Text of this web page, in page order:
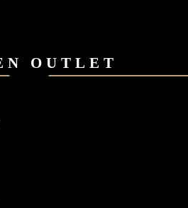
OUTLET